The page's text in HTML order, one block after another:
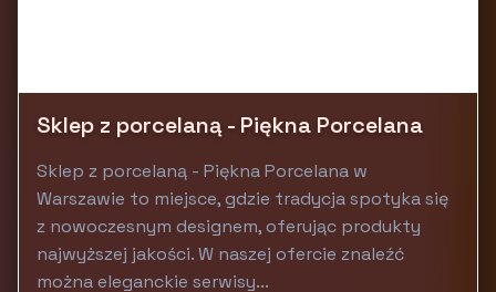
Sklep z porcelaną - Piękna Porcelana
Sklep z porcelaną - Piękna Porcelana w
Warszawie to miejsce, gdzie tradycja spotyka się
z nowoczesnym designem, oferując produkty
najwyższej jakości. W naszej ofercie znaleźć
można eleganckie serwisy...